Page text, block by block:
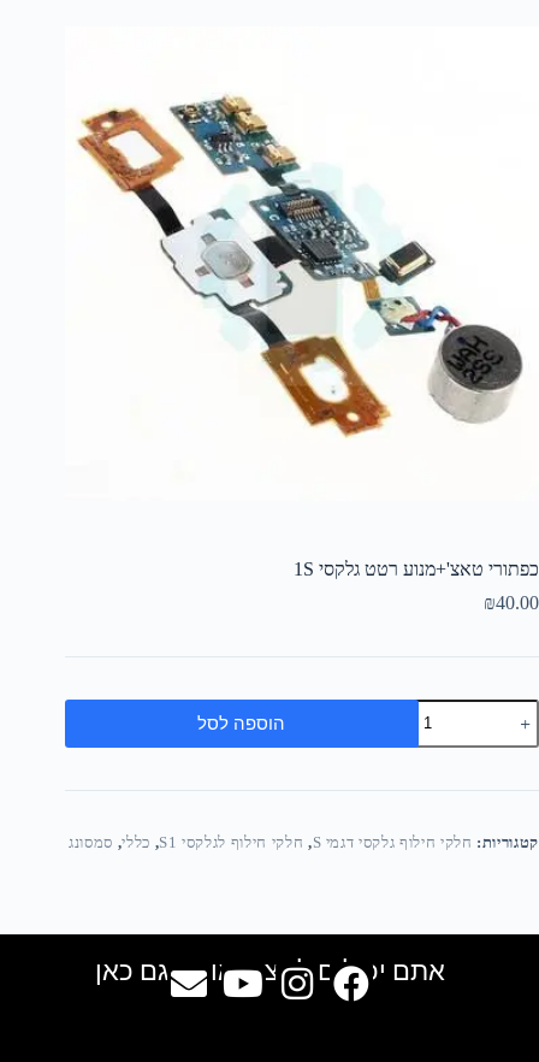
כפתורי טאצ'+מנוע רטט גלקסי 1S
₪40.00
הוספה לסל
קטגוריות: חלקי חילוף גלקסי דגמי S , חלקי חילוף לגלקסי S1 , כללי, סמסונג
אתם יכולים למצוא אותנו גם כאן